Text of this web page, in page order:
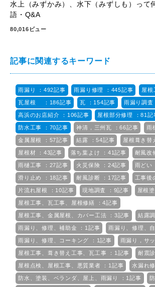
水上（みずかみ）、水下（みずしも）っ
語・Q&A
80,016ビュー
記事に関連するキーワード
雨漏り ：492記事 雨漏り修理 ：445記事 屋根
瓦屋根 ：186記事 瓦 ：154記事 雨漏り調査
高浜のお店紹介 ：106記事 屋根部分修理 ：81記
防水工事 ：70記事 神清，三州瓦 ：66記事 雨
金属屋根 ：57記事 結露 ：54記事 屋根葺き替
屋根材 ：43記事 落ち葉よけ ：41記事 耐風改
雨樋工事 ：27記事 火災保険 ：24記事 雨どい
滑り止め ：18記事 耐風診断 ：17記事 工事後
片流れ屋根 ：10記事 現地調査 ：9記事 屋根
屋根工事、瓦工事、屋根修繕 ：4記事
屋根工事、金属屋根、カバー工法 ：3記事 結露
雨漏り、修理、補助金 ：1記事 雨漏り、修理、
雨漏り、修理、コーキング ：1記事 雨漏り，サ
屋根工事、葺き替え工事、瓦工事 ：1記事 耐震
屋根点検、屋根工事、悪質業者 ：1記事 水漏れ
防水、塗装、ベランダ、屋上、雨漏り ：1記事